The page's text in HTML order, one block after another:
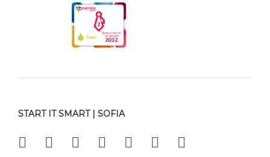
START IT SMART | SOFIA